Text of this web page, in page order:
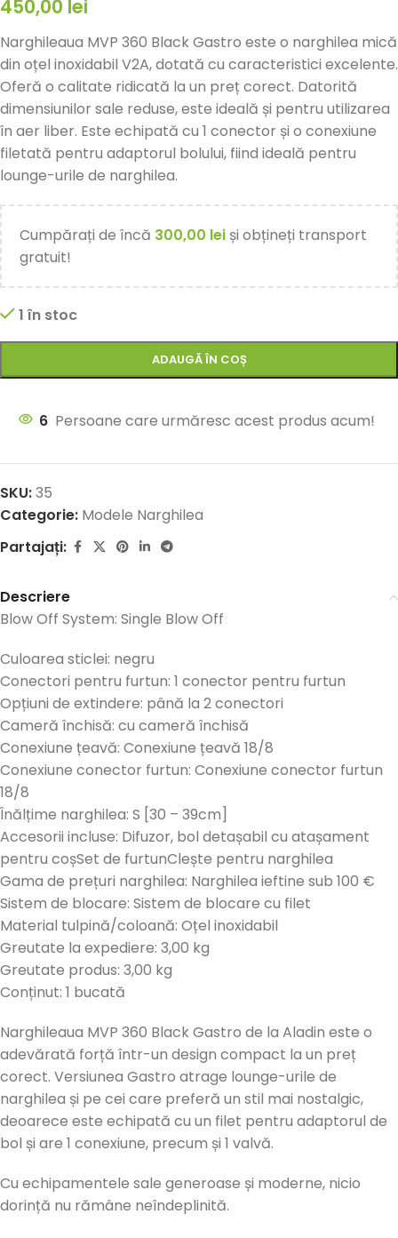
450,00 lei
Narghileaua MVP 360 Black Gastro este o narghilea mică
din oțel inoxidabil V2A, dotată cu caracteristici excelente.
Oferă o calitate ridicată la un preț corect. Datorită
dimensiunilor sale reduse, este ideală și pentru utilizarea
în aer liber. Este echipată cu 1 conector și o conexiune
filetată pentru adaptorul bolului, fiind ideală pentru
lounge-urile de narghilea.
Cumpărați de încă 300,00 lei și obțineți transport
gratuit!
1 în stoc
ADAUGĂ ÎN COȘ
6 Persoane care urmăresc acest produs acum!
SKU:35
Categorie: Modele Narghilea
Partajați:
Descriere
Blow Off System: Single Blow Off
Culoarea sticlei: negru
Conectori pentru furtun: 1 conector pentru furtun
Opțiuni de extindere: până la 2 conectori
Cameră închisă: cu cameră închisă
Conexiune țeavă: Conexiune țeavă 18/8
Conexiune conector furtun: Conexiune conector furtun
18/8
Înălțime narghilea: S [30 – 39cm]
Accesorii incluse: Difuzor, bol detașabil cu atașament
pentru coșSet de furtunClește pentru narghilea
Gama de prețuri narghilea: Narghilea ieftine sub 100 €
Sistem de blocare: Sistem de blocare cu filet
Material tulpină/coloană: Oțel inoxidabil
Greutate la expediere: 3,00 kg
Greutate produs: 3,00 kg
Conținut: 1 bucată
Narghileaua MVP 360 Black Gastro de la Aladin este o
adevărată forță într-un design compact la un preț
corect. Versiunea Gastro atrage lounge-urile de
narghilea și pe cei care preferă un stil mai nostalgic,
deoarece este echipată cu un filet pentru adaptorul de
bol și are 1 conexiune, precum și 1 valvă.
Cu echipamentele sale generoase și moderne, nicio
dorință nu rămâne neîndeplinită.